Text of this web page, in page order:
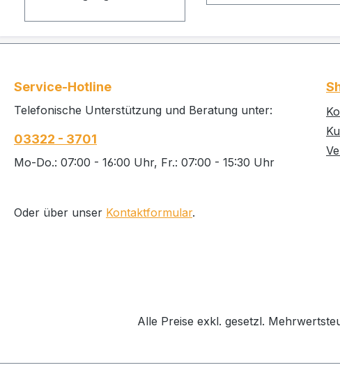
Wasseraufnahme Rastet
Service-Hotline
Telefonische Unterstützung und Beratung unter:
03322 - 3701
Mo-Do.: 07:00 - 16:00 Uhr, Fr.: 07:00 - 15:30 Uhr
Oder über unser Kontaktformular.
Alle Preise exkl. gesetzl.